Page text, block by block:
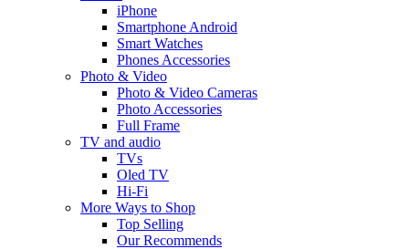
iPhone
Smartphone Android
Smart Watches
Phones Accessories
Photo & Video
Photo & Video Cameras
Photo Accessories
Full Frame
TV and audio
TVs
Oled TV
Hi-Fi
More Ways to Shop
Top Selling
Our Recommends